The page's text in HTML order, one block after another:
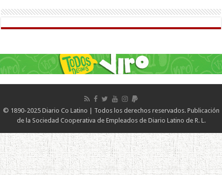
© 1890-2025 Diario Co Latino | Todos los derechos reservados. Publicación
de la Sociedad Cooperativa de Empleados de Diario Latino de R. L.